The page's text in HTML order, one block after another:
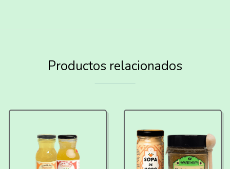
Productos relacionados